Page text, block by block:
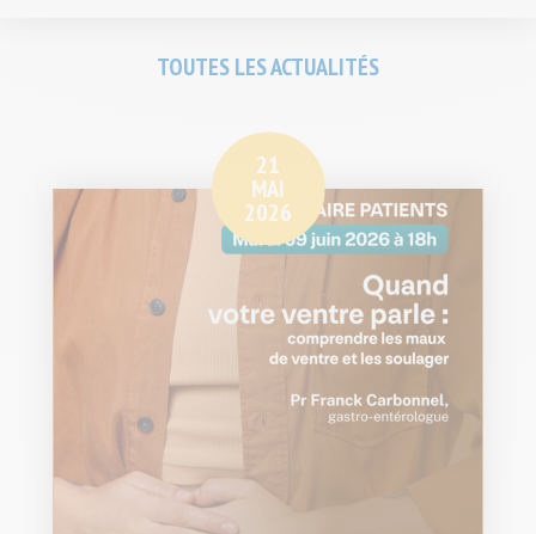
TOUTES LES ACTUALITÉS
21
MAI
2026